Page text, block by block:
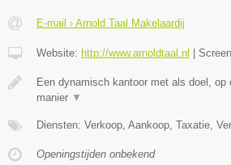
E-mail › Arnold Taal Makelaardij
Website: http://www.arnoldtaal.nl |
Een dynamisch kantoor met als doel, op
manier ▼
Diensten: Verkoop, Aankoop, Taxatie,
Openingstijden onbekend